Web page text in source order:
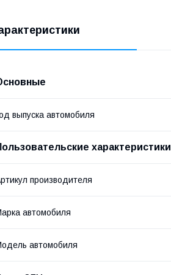
выпуска автомобиля
характеристики
производителя
автомобиля
автомобиля